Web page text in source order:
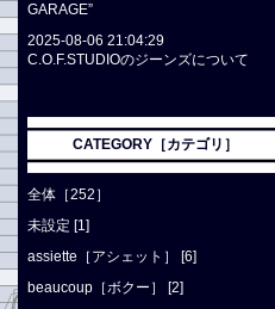
GARAGE”
2025-08-06 21:04:29
C.O.F.STUDIOのジーンズについて
CATEGORY［カテゴリ］
全体［252］
未設定 [1]
assiette［アシェット］ [6]
beaucoup［ボクー］ [2]